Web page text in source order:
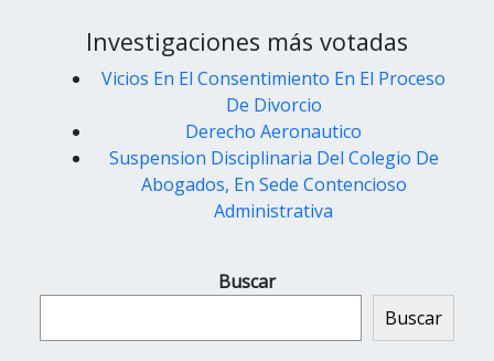
Investigaciones más votadas
Vicios En El Consentimiento En El Proceso
De Divorcio
Derecho Aeronautico
Suspension Disciplinaria Del Colegio De
Abogados, En Sede Contencioso
Administrativa
Buscar
Buscar